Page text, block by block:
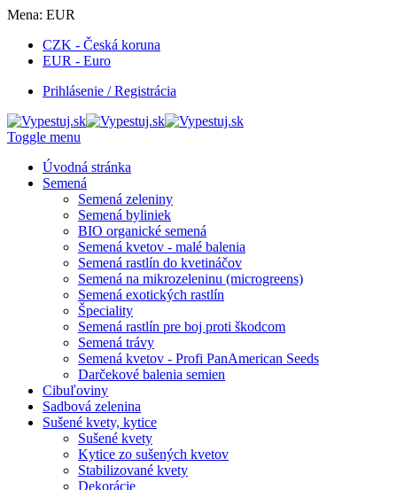
Mena: EUR
CZK - Česká koruna
EUR - Euro
Prihlásenie / Registrácia
Toggle menu
Úvodná stránka
Semená
Semená zeleniny
Semená byliniek
BIO organické semená
Semená kvetov - malé balenia
Semená rastlín do kvetináčov
Semená na mikrozeleninu (microgreens)
Semená exotických rastlín
Špeciality
Semená rastlín pre boj proti škodcom
Semená trávy
Semená kvetov - Profi PanAmerican Seeds
Darčekové balenia semien
Cibuľoviny
Sadbová zelenina
Sušené kvety, kytice
Sušené kvety
Kytice zo sušených kvetov
Stabilizované kvety
Dekorácie